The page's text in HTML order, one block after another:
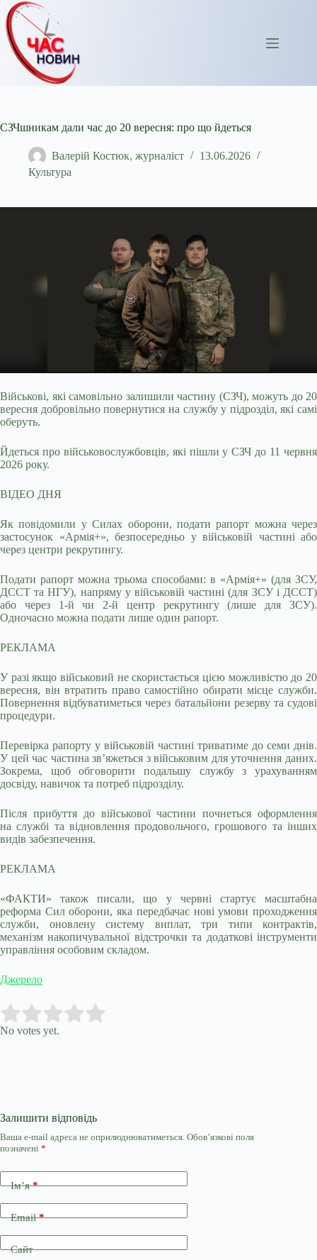
Перейти
до
вмісту
СЗЧшникам дали час до 20 вересня: про що йдеться
Валерій Костюк, журналіст
13.06.2026
Культура
Військові, які самовільно залишили частину (СЗЧ), можуть до 20
вересня добровільно повернутися на службу у підрозділ, які самі
оберуть.
Йдеться про військовослужбовців, які пішли у СЗЧ до 11 червня
2026 року.
ВІДЕО ДНЯ
Як повідомили у Силах оборони, подати рапорт можна через
застосунок «Армія+», безпосередньо у військовій частині або
через центри рекрутингу.
Подати рапорт можна трьома способами: в «Армія+» (для ЗСУ,
ДССТ та НГУ), напряму у військовій частині (для ЗСУ і ДССТ)
або через 1-й чи 2-й центр рекрутингу (лише для ЗСУ).
Одночасно можна подати лише один рапорт.
РЕКЛАМА
У разі якщо військовий не скористається цією можливістю до 20
вересня, він втратить право самостійно обирати місце служби.
Повернення відбуватиметься через батальйони резерву та судові
процедури.
Перевірка рапорту у військовій частині триватиме до семи днів.
У цей час частина зв’яжеться з військовим для уточнення даних.
Зокрема, щоб обговорити подальшу службу з урахуванням
досвіду, навичок та потреб підрозділу.
Після прибуття до військової частини почнеться оформлення
на службі та відновлення продовольчого, грошового та інших
видів забезпечення.
РЕКЛАМА
«ФАКТИ» також писали, що у червні стартує масштабна
реформа Сил оборони, яка передбачає нові умови проходження
служби, оновлену систему виплат, три типи контрактів,
механізм накопичувальної відстрочки та додаткові інструменти
управління особовим складом.
Джерело
Rate this item:
No votes yet.
Залишити відповідь
Ваша e-mail адреса не оприлюднюватиметься. Обов’язкові поля
позначені *
Ім’я*
Email*
Сайт